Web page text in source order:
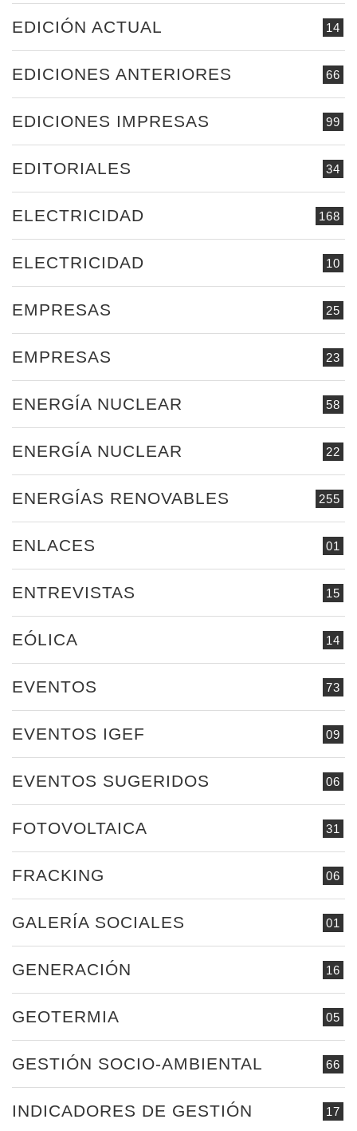
14
EDICIÓN ACTUAL
66
EDICIONES ANTERIORES
99
EDICIONES IMPRESAS
34
EDITORIALES
168
ELECTRICIDAD
10
ELECTRICIDAD
25
EMPRESAS
23
EMPRESAS
58
ENERGÍA NUCLEAR
22
ENERGÍA NUCLEAR
255
ENERGÍAS RENOVABLES
01
ENLACES
15
ENTREVISTAS
14
EÓLICA
73
EVENTOS
09
EVENTOS IGEF
06
EVENTOS SUGERIDOS
31
FOTOVOLTAICA
06
FRACKING
01
GALERÍA SOCIALES
16
GENERACIÓN
05
GEOTERMIA
66
GESTIÓN SOCIO-AMBIENTAL
17
INDICADORES DE GESTIÓN